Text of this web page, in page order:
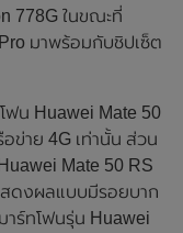
778G ในขณะที่
มาพร้อมกับชิปเซ็ต
ฟน Huawei Mate 50
ข่าย 4G เท่านั้น ส่วน
Mate 50 RS
สดงผลแบบมีรอยบาก
ร์ทโฟนรุ่น Huawei